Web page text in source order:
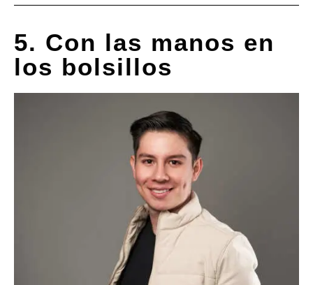
5. Con las manos en
los bolsillos